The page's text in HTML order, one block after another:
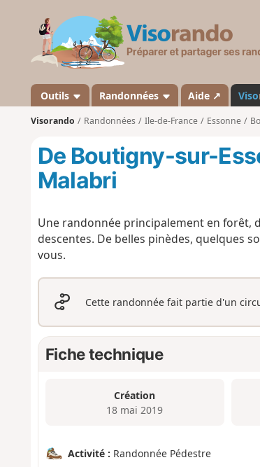
Outils Randonnées Aide ↗ Viso
Visorando Randonnées Ile-de-France Essonne
De Boutigny-sur-
Malabri
Une randonnée principalement en forêt,
descentes. De belles pinèdes, quelques
vous.
Cette randonnée fait partie d'un
Fiche technique
Création
18 mai 2019
Activité : Randonnée Pédestre